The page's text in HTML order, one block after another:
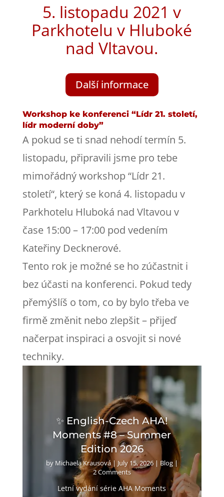
5. listopadu 2021 v
Parkhotelu v Hluboké
nad Vltavou.
Další informace
Workshop ke konferenci “Lídr 21. století,
lídr moderní doby”
A pokud se ti snad nehodí termín 5.
listopadu, připravili jsme pro tebe
mimořádný workshop “Lídr 21.
století“, který se koná 4. listopadu v
Parkhotelu Hluboká nad Vltavou v
čase 15:00 – 17:00 pod vedením
Kateřiny Decknerové.
Tento rok je možné se ho zúčastnit i
bez účasti na konferenci. Pokud tedy
přemýšlíš o tom, co by bylo třeba ve
firmě změnit nebo zlepšit – přijeď
načerpat inspiraci a osvojit si nové
techniky.
✨ English-Czech AHA!
Moments #8 – Summer
Edition 2026
by Michaela Krausová| July 15, 2026| Blog|
2 Comments
Letní vydání série AHA Moments